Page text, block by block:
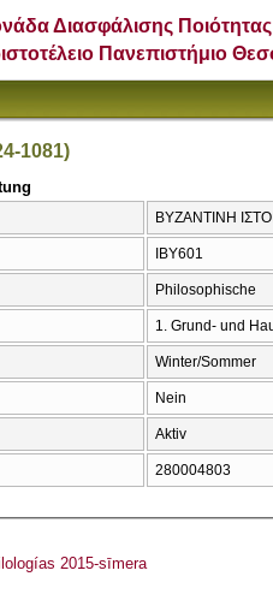
Διασφάλισης Ποιότητας
Πανεπιστήμιο
1081)
ΒΥΖΑΝΤΙΝΗ
ΙΒΥ601
Philosophische
1. Grund- und
Winter/Sommer
Nein
Aktiv
280004803
2015-sīmera